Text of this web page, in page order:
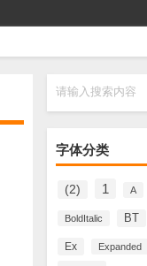
请输入搜索内容
字体分类
(2) 1 A
BoldItalic BT
Ex Expanded